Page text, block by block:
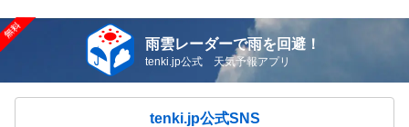
雨雲レーダーで雨を回避！
tenki.jp公式 天気予報アプリ
tenki.jp公式SNS